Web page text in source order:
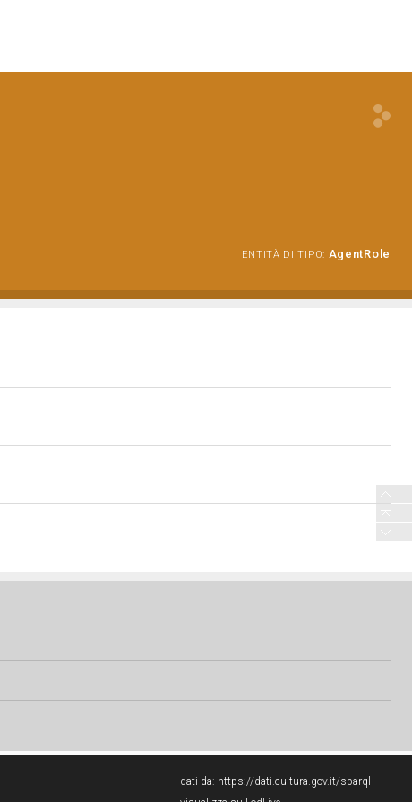
ENTITÀ DI TIPO: AgentRole
dati da: https://dati.cultura.gov.it/sparql